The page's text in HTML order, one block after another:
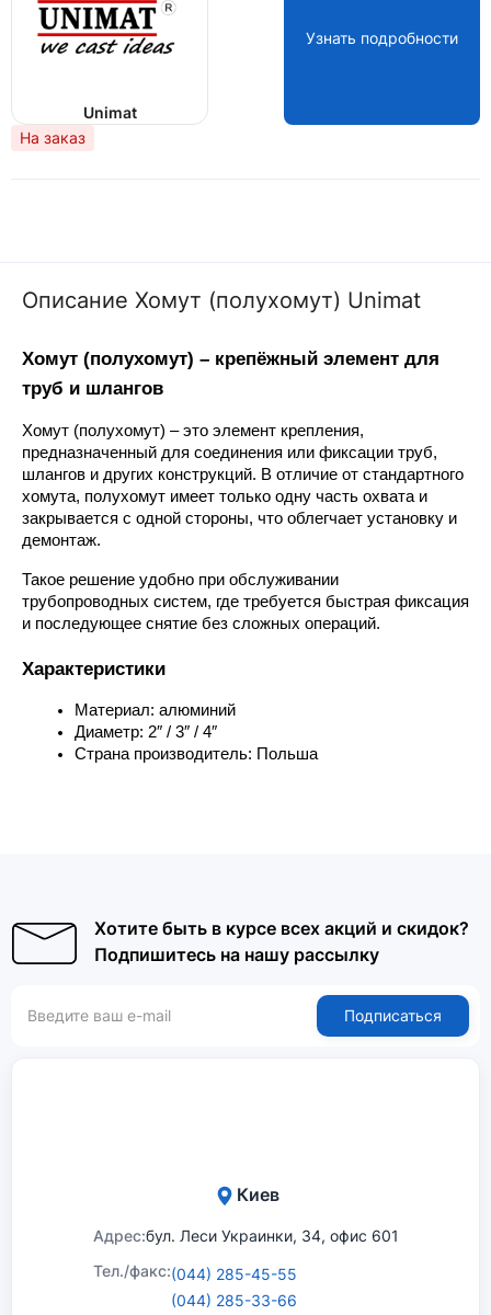
Unimat
Узнать подробности
На заказ
Описание Хомут (полухомут) Unimat
Хомут (полухомут) – крепёжный элемент для
труб и шлангов
Хомут (полухомут) – это элемент крепления,
предназначенный для соединения или фиксации труб,
шлангов и других конструкций. В отличие от стандартного
хомута, полухомут имеет только одну часть охвата и
закрывается с одной стороны, что облегчает установку и
демонтаж.
Такое решение удобно при обслуживании
трубопроводных систем, где требуется быстрая фиксация
и последующее снятие без сложных операций.
Характеристики
Материал: алюминий
Диаметр: 2″ / 3″ / 4″
Страна производитель: Польша
Хотите быть в курсе всех акций и скидок?
Подпишитесь на нашу рассылку
Подписаться
Киев
Адрес:бул. Леси Украинки, 34, офис 601
Тел./факс:(044) 285-45-55
(044) 285-33-66